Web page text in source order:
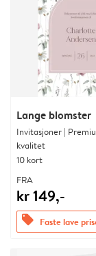
Lange blomster
Invitasjoner |
kvalitet
10 kort
FRA
kr 149,-
offers Faste lave